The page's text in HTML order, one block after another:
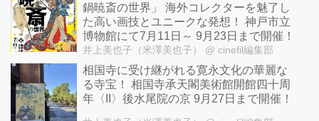
鍋暁斎の世界」 海外コレクターを魅了し
た高い画技とユニークな発想！ 神戸市立
博物館にて7月11日～ 9月23日まで開催！
井上美也子（米澤美也子） @ cinefil編集部
相国寺に受け継がれる寛永文化の華麗な
る寺宝！ 相国寺承天閣美術館開館四十周
年〈II〉後水尾院の京 9月27日まで開催！